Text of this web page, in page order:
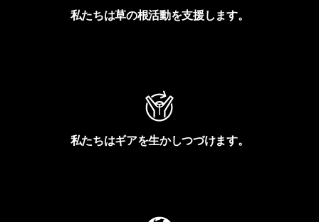
私たちは草の根活動を支援します。
私たちはギアを生かしつづけます。